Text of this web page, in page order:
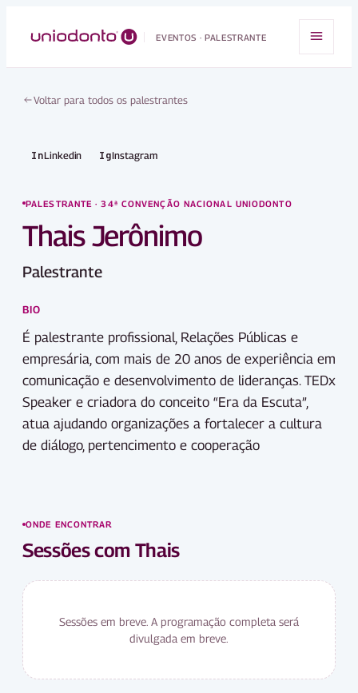
EVENTOS · PALESTRANTE
Voltar para todos os palestrantes
InLinkedin IgInstagram
PALESTRANTE ·34ª CONVENÇÃO NACIONAL UNIODONTO
Thais Jerônimo
Palestrante
BIO
É palestrante profissional, Relações Públicas e
empresária, com mais de 20 anos de experiência em
comunicação e desenvolvimento de lideranças. TEDx
Speaker e criadora do conceito “Era da Escuta”,
atua ajudando organizações a fortalecer a cultura
de diálogo, pertencimento e cooperação
ONDE ENCONTRAR
Sessões com Thais
Sessões em breve. A programação completa será
divulgada em breve.